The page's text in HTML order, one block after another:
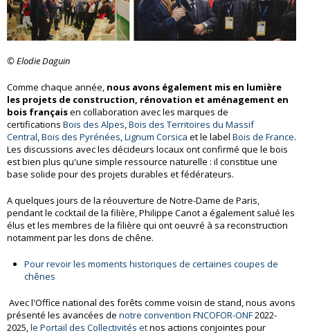
© Elodie Daguin
Comme chaque année, nous avons également mis en lumière
les projets de construction, rénovation et aménagement en
bois françaisen collaboration avec les marques de
certifications Bois des Alpes,Bois des Territoires du Massif
Central,Bois des Pyrénées,Lignum Corsica et le label Bois de France.
Les discussions avec les décideurs locaux ont confirmé que le bois
est bien plus qu'une simple ressource naturelle : il constitue une
base solide pour des projets durables et fédérateurs.
A quelques jours de la réouverture de Notre-Dame de Paris,
pendant le cocktail de la filière, Philippe Canot a également salué les
élus et les membres de la filière qui ont oeuvré à sa reconstruction
notamment par les dons de chêne.
Pour revoir les moments historiques de certaines coupes de
chênes
Avec l'Office national des forêts comme voisin de stand, nous avons
présenté les avancées de notre convention FNCOFOR-ONF2022-
2025,le Portail des Collectivités etnos actions conjointes pour